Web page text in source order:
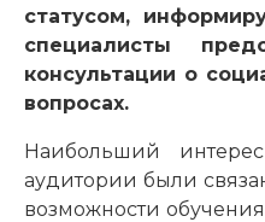
статусом,
специалисты
консультации о
вопросах.
Наибольший
аудитории были
возможности